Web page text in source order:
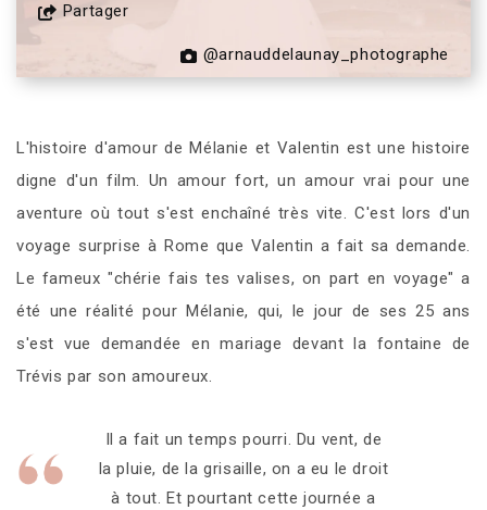
Partager
@arnauddelaunay_photographe
L'histoire d'amour de Mélanie et Valentin est une histoire
digne d'un film. Un amour fort, un amour vrai pour une
aventure où tout s'est enchaîné très vite. C'est lors d'un
voyage surprise à Rome que Valentin a fait sa demande.
Le fameux "chérie fais tes valises, on part en voyage" a
été une réalité pour Mélanie, qui, le jour de ses 25 ans
s'est vue demandée en mariage devant la fontaine de
Trévis par son amoureux.
Il a fait un temps pourri. Du vent, de
la pluie, de la grisaille, on a eu le droit
à tout. Et pourtant cette journée a